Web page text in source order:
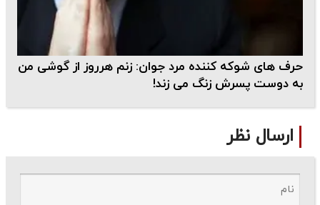
حرف های شوکه کننده مرد جوان: زنم هرروز از گوشی من
به دوست پسرش زنگ می زند!
ارسال نظر